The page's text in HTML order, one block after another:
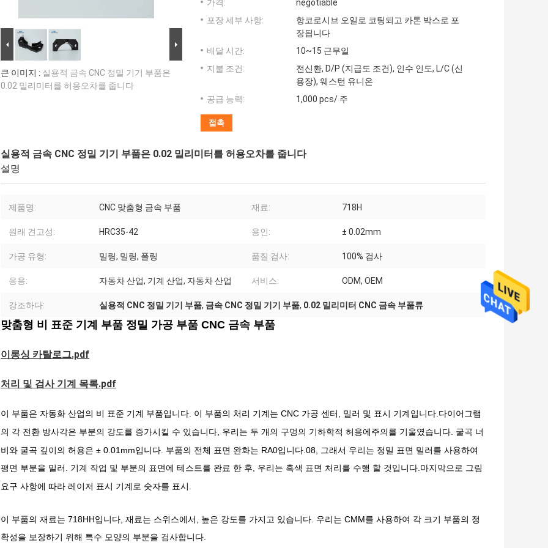
큰 이미지 : 실용적 금속 CNC 정밀 기기 부품은
0.02 밀리미터를 허용오차를 줍니다
가격:
negotiable
포장 세부 사항:
항코로시브 오일로 코팅되고 카톤 박스로 포
장됩니다
배달 시간:
10~15 근무일
지불 조건:
전신환, D/P (지급도 조건), 인수 인도, L/C (신
용장), 웨스턴 유니온
공급 능력:
1,000 pcs/ 주
접촉
실용적 금속 CNC 정밀 기기 부품은 0.02 밀리미터를 허용오차를 줍니다
설명
제품명: CNC 맞춤형 금속 부품 재료: 718H
원래 견고성: HRC35-42 용인: ± 0.02mm
가공 유형: 밀링, 밀링, 폴링 품질 검사: 100% 검사
응용: 자동차 산업, 기계 산업, 자동차 산업 서비스: ODM, OEM
강조하다: 실용적 CNC 정밀 기기 부품, 금속 CNC 정밀 기기 부품, 0.02 밀리미터 CNC 금속 부품류
맞춤형 비 표준 기계 부품 정밀 가공 부품 CNC 금속 부품
이롱싱 카탈로그.pdf
처리 및 검사 기계 목록.pdf
이 부품은 자동화 산업의 비 표준 기계 부품입니다. 이 부품의 처리 기계는 CNC 가공 센터, 밀러 및 표시 기계입니다.다이어그램
의 각 전환 방사각은 부분의 강도를 증가시킬 수 있습니다, 우리는 두 개의 구멍의 기하학적 허용에주의를 기울였습니다. 굴곡 너
비와 굴곡 깊이의 허용은 ± 0.01mm입니다. 부품의 전체 표면 완화는 RA0입니다.08, 그래서 우리는 정밀 표면 밀러를 사용하여
평면 부분을 밀러. 기계 작업 및 부분의 표면에 테스트를 완료 한 후, 우리는 흑색 표면 처리를 수행 할 것입니다.마지막으로 그림
요구 사항에 따라 레이저 표시 기계로 숫자를 표시.
이 부품의 재료는 718HH입니다, 재료는 스위스에서, 높은 강도를 가지고 있습니다. 우리는 CMM를 사용하여 각 크기 부품의 정
확성을 보장하기 위해 특수 모양의 부분을 검사합니다.